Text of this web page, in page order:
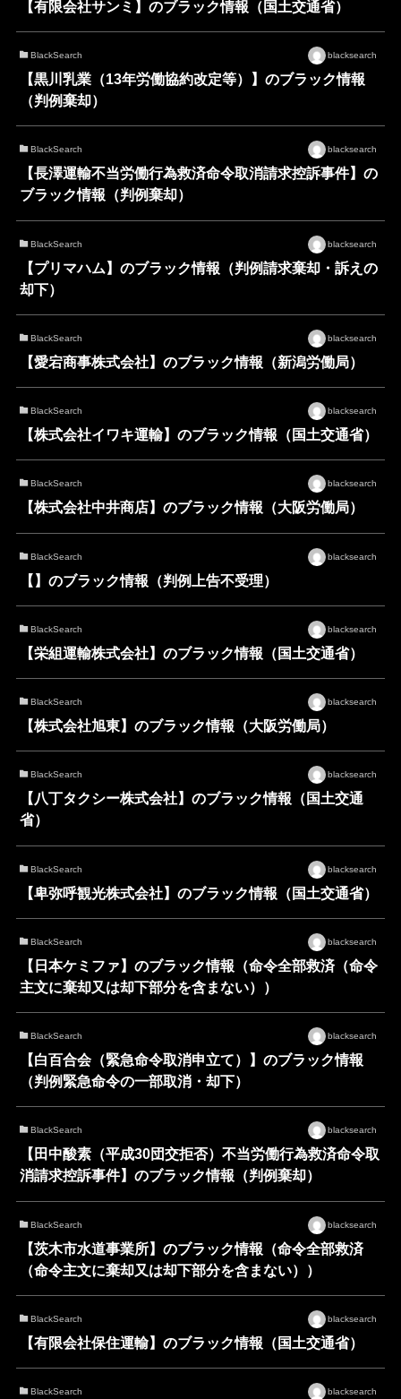
【有限会社サンミ】のブラック情報（国土交通省）
BlackSearch blacksearch
【黒川乳業（13年労働協約改定等）】のブラック情報
（判例棄却）
BlackSearch blacksearch
【長澤運輸不当労働行為救済命令取消請求控訴事件】の
ブラック情報（判例棄却）
BlackSearch blacksearch
【プリマハム】のブラック情報（判例請求棄却・訴えの
却下）
BlackSearch blacksearch
【愛宕商事株式会社】のブラック情報（新潟労働局）
BlackSearch blacksearch
【株式会社イワキ運輸】のブラック情報（国土交通省）
BlackSearch blacksearch
【株式会社中井商店】のブラック情報（大阪労働局）
BlackSearch blacksearch
【】のブラック情報（判例上告不受理）
BlackSearch blacksearch
【栄組運輸株式会社】のブラック情報（国土交通省）
BlackSearch blacksearch
【株式会社旭東】のブラック情報（大阪労働局）
BlackSearch blacksearch
【八丁タクシー株式会社】のブラック情報（国土交通
省）
BlackSearch blacksearch
【卑弥呼観光株式会社】のブラック情報（国土交通省）
BlackSearch blacksearch
【日本ケミファ】のブラック情報（命令全部救済（命令
主文に棄却又は却下部分を含まない））
BlackSearch blacksearch
【白百合会（緊急命令取消申立て）】のブラック情報
（判例緊急命令の一部取消・却下）
BlackSearch blacksearch
【田中酸素（平成30団交拒否）不当労働行為救済命令取
消請求控訴事件】のブラック情報（判例棄却）
BlackSearch blacksearch
【茨木市水道事業所】のブラック情報（命令全部救済
（命令主文に棄却又は却下部分を含まない））
BlackSearch blacksearch
【有限会社保住運輸】のブラック情報（国土交通省）
BlackSearch blacksearch